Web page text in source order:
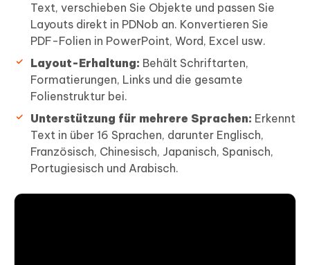
Text, verschieben Sie Objekte und passen Sie
Layouts direkt in PDNob an. Konvertieren Sie
PDF-Folien in PowerPoint, Word, Excel usw.
Layout-Erhaltung: Behält Schriftarten,
Formatierungen, Links und die gesamte
Folienstruktur bei.
Unterstützung für mehrere Sprachen: Erkennt
Text in über 16 Sprachen, darunter Englisch,
Französisch, Chinesisch, Japanisch, Spanisch,
Portugiesisch und Arabisch.